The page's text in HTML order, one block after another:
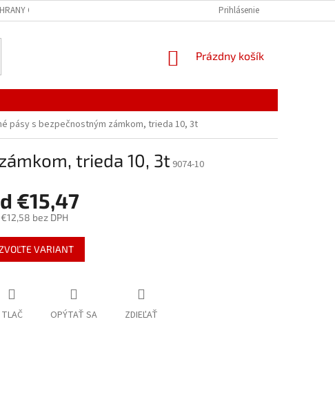
OSOBNÝCH ÚDAJOV Prihlásenie
NÁKUPNÝ
Prázdny košík
pásy s bezpečnostným zámkom, trieda 10, 3t
trieda 10, 3t 9074-10
€15,47
€12,58 bez DPH
VARIANT
TLAČ OPÝTAŤ SA ZDIEĽAŤ